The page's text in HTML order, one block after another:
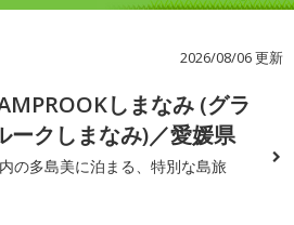
2026/08/06 更新
しまなみ (グラ
ークしまなみ)／愛媛県
の多島美に泊まる、特別な島旅